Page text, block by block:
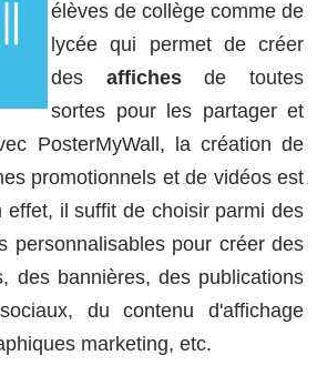
élèves de collège comme de
lycée qui permet de créer
des affichesde toutes
sortes pour les partager et
PosterMyWall, la création de
promotionnels et de vidéos est
effet, il suffit de choisir parmi des
personnalisables pour créer des
des bannières, des publications
du contenu d'affichage
marketing, etc.